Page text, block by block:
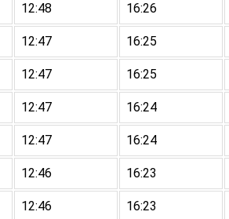
12:48 16:26
12:47 16:25
12:47 16:25
12:47 16:24
12:47 16:24
12:46 16:23
12:46 16:23